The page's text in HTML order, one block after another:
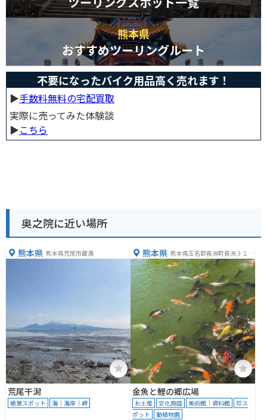
熊本県
おすすめツーリングルート
不要になったバイク用品高く売れます！
▶︎手数料無料の宅配買取
実際に売ってみた体験談
▶︎こちら
奥之院に近い場所
熊本県 熊本県荒尾市蔵満
荒尾干潟
絶景スポット 海｜海岸｜岬
熊本県 熊本県玉名郡長洲町長洲３１５
０
金魚と鯉の郷広場
お土産 文化施設 美術館｜資料館
珍ス
ポット
動植物園